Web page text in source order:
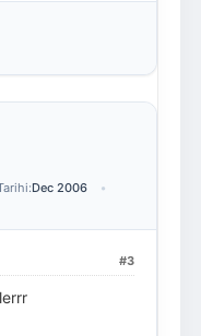
Dec 2006
#3